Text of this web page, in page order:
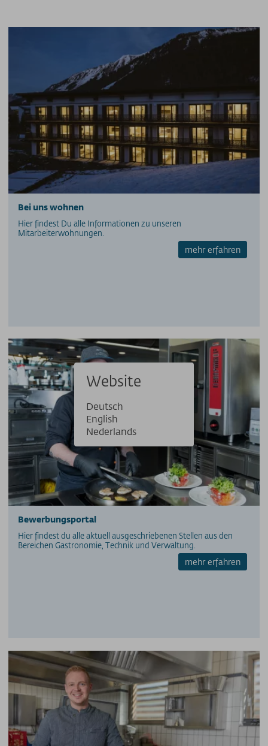
PARTNER/LINKS
SOS / Notfallnummern
Bei uns wohnen
Hier findest Du alle Informationen zu unseren
Mitarbeiterwohnungen.
mehr erfahren
Bewerbungsportal
Hier findest du alle aktuell ausgeschriebenen Stellen aus den
Bereichen Gastronomie, Technik und Verwaltung.
mehr erfahren
Website
Deutsch
English
Nederlands